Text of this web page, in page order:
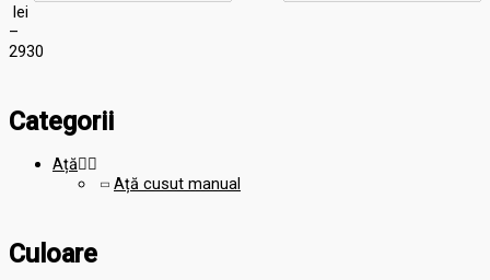
lei
–
2930
Categorii
Ață 
Ață cusut manual
Culoare